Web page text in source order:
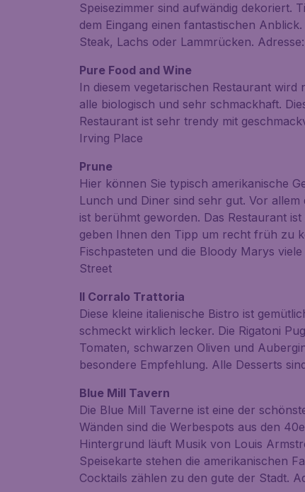
Speisezimmer sind aufwändig dekoriert.
dem Eingang einen fantastischen
Steak, Lachs oder Lammrücken.
Pure Food and Wine
In diesem vegetarischen Restaurant
alle biologisch und sehr schmackhaft.
Restaurant ist sehr trendy mit
Irving Place
Prune
Hier können Sie typisch amerikanische
Lunch und Diner sind sehr gut. Vor
ist berühmt geworden. Das Restaurant
geben Ihnen den Tipp um recht früh zu
Fischpasteten und die Bloody Marys
Street
Il Corralo Trattoria
Diese kleine italienische Bistro ist
schmeckt wirklich lecker. Die Rigatoni
Tomaten, schwarzen Oliven und
besondere Empfehlung. Alle Desserts
Blue Mill Tavern
Die Blue Mill Taverne ist eine der
Wänden sind die Werbespots aus den
Hintergrund läuft Musik von Louis
Speisekarte stehen die amerikanischen
Cocktails zählen zu den gute der Stadt.